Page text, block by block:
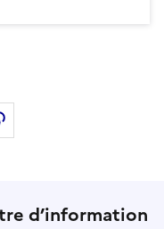
sur Instagram
d’information